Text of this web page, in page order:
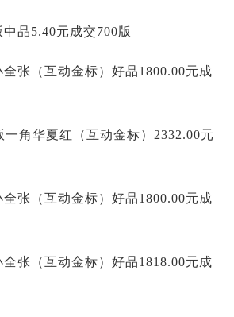
品5.40元成交700版
张（互动金标）好品1800.00元成
一角华夏红（互动金标）2332.00元
张（互动金标）好品1800.00元成
张（互动金标）好品1818.00元成